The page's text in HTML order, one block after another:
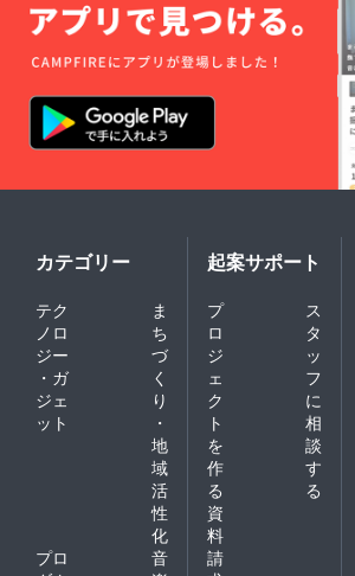
カテゴリー
テク
ノロ
ジー
・ガ
ジェ
ット
ま
ち
づ
く
り
・
地
域
活
性
化
プロ
音
起案サポート
プ
ロ
ジ
ェ
ク
ト
を
作
る
ス
タ
ッ
フ
に
相
談
す
る
資
料
請